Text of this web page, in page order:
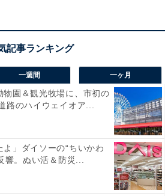
画面もかんたんにミラーリングで
ントAlexa対応で、音声操作もス
多機能性を兼ね備えた一台です。
がキレイ」「アプリがサクサク動
ています。大画面＆多機能テレビ
おすすめの商品といえそうです。
一週間 一ヶ月
物園＆観光牧場に、市初の
路のハイウェイオア...
よ」ダイソーの“ちいかわ
響。ぬい活＆防災...